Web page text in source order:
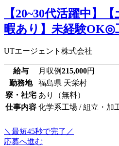
【20~30代活躍中】
暇あり】未経験OK◎
UTエージェント株式会社
給与 月収例215,000円
勤務地
福島県 天栄村
寮・社宅 あり（無料）
仕事内容 化学系工場 / 組立・加
＼最短45秒で完了／
応募へ進む